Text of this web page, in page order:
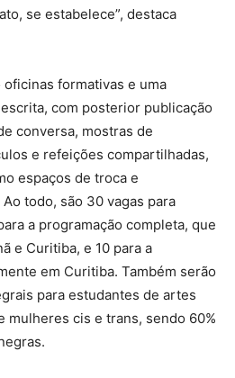
se estabelece”, destaca
formativas e uma
com posterior publicação
conversa, mostras de
e refeições compartilhadas,
espaços de troca e
todo, são 30 vagas para
a programação completa, que
e Curitiba, e 10 para a
em Curitiba. Também serão
para estudantes de artes
mulheres cis e trans, sendo 60%